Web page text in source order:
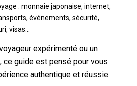
: monnaie japonaise, internet,
événements, sécurité,
visas…
expérimenté ou un
ce guide est pensé pour vous
authentique et réussie.